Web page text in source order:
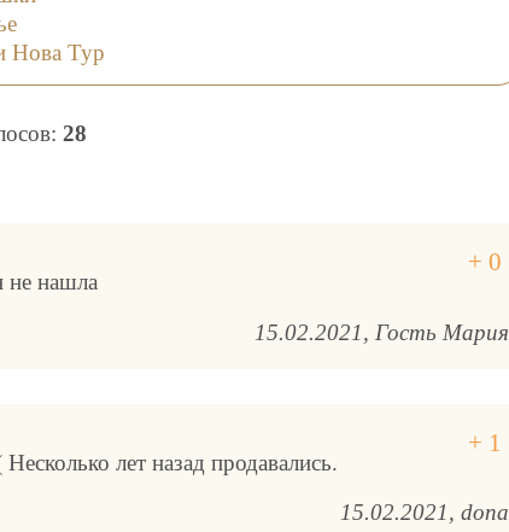
Нова Тур
28
не нашла
15.02.2021 Гость Мария
лет назад продавались.
15.02.2021 dona